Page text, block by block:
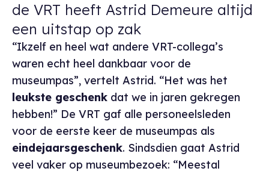
de VRT heeft Astrid Demeure altijd
een uitstap op zak
“Ikzelf en heel wat andere VRT-collega’s
waren echt heel dankbaar voor de
museumpas”, vertelt Astrid. “Het was het
leukste geschenk dat we in jaren gekregen
hebben!” De VRT gaf alle personeelsleden
voor de eerste keer de museumpas als
eindejaarsgeschenk. Sindsdien gaat Astrid
veel vaker op museumbezoek: “Meestal